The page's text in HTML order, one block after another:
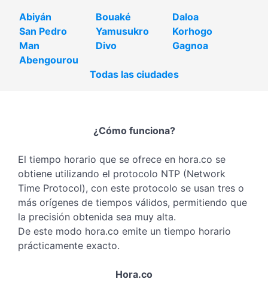
Abiyán
Bouaké
Daloa
San Pedro
Yamusukro
Korhogo
Man
Divo
Gagnoa
Abengourou
Todas las ciudades
¿Cómo funciona?
El tiempo horario que se ofrece en hora.co se
obtiene utilizando el protocolo NTP (Network
Time Protocol), con este protocolo se usan tres o
más orígenes de tiempos válidos, permitiendo que
la precisión obtenida sea muy alta.
De este modo hora.co emite un tiempo horario
prácticamente exacto.
Hora.co